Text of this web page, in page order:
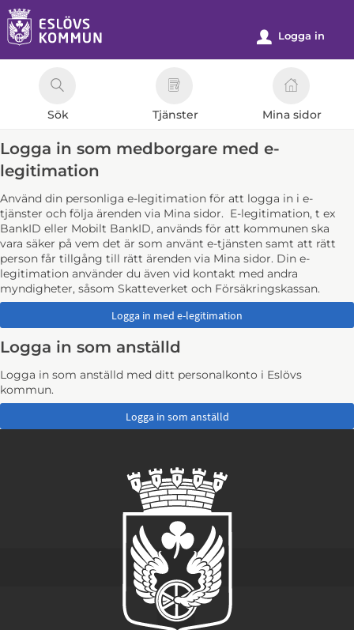
Välkommen
till
e-
tjänster
Eslövs
kommun
Sök Tjänster Mina sidor
u Logga in
Logga in som medborgare med e-
legitimation
Använd din personliga e-legitimation för att logga in i e-
tjänster och följa ärenden via Mina sidor. E-legitimation, t ex
BankID eller Mobilt BankID, används för att kommunen ska
vara säker på vem det är som använt e-tjänsten samt att rätt
person får tillgång till rätt ärenden via Mina sidor. Din e-
legitimation använder du även vid kontakt med andra
myndigheter, såsom Skatteverket och Försäkringskassan.
Logga in som anställd
Logga in som anställd med ditt personalkonto i Eslövs
kommun.